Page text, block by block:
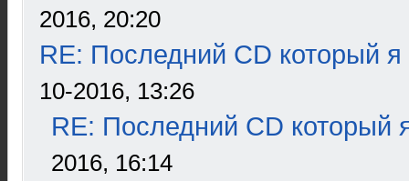
2016, 20:20
RE: Последний CD который я
10-2016, 13:26
RE: Последний CD который
2016, 16:14